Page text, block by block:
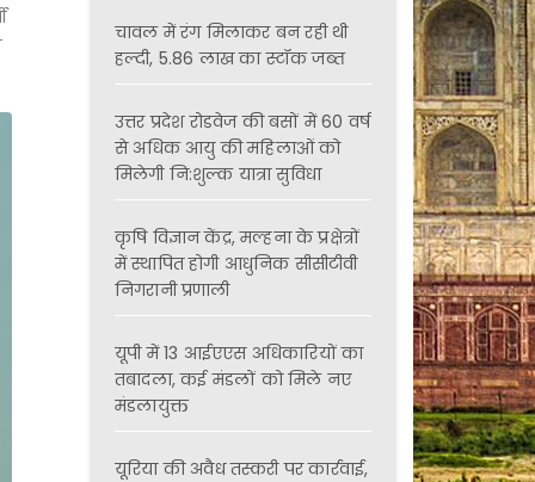
चावल में रंग मिलाकर बन रही थी
हल्दी, 5.86 लाख का स्टॉक जब्त
उत्तर प्रदेश रोडवेज की बसों में 60 वर्ष
से अधिक आयु की महिलाओं को
मिलेगी नि:शुल्क यात्रा सुविधा
कृषि विज्ञान केंद्र, मल्हना के प्रक्षेत्रों
में स्थापित होगी आधुनिक सीसीटीवी
निगरानी प्रणाली
यूपी में 13 आईएएस अधिकारियों का
तबादला, कई मंडलों को मिले नए
मंडलायुक्त
यूरिया की अवैध तस्करी पर कार्रवाई,